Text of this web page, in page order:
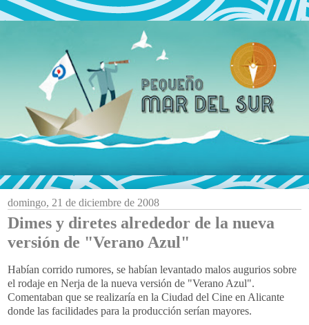
domingo, 21 de diciembre de 2008
Dimes y diretes alrededor de la nueva
versión de "Verano Azul"
Habían corrido rumores, se habían levantado malos augurios sobre
el rodaje en Nerja de la nueva versión de "Verano Azul".
Comentaban que se realizaría en la Ciudad del Cine en Alicante
donde las facilidades para la producción serían mayores.